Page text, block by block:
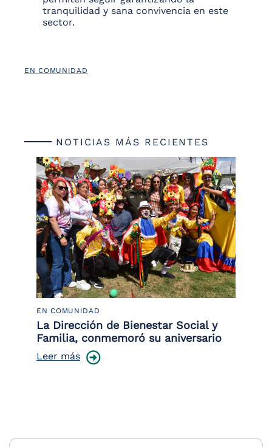
tranquilidad y sana convivencia en este
sector.
EN COMUNIDAD
NOTICIAS MÁS RECIENTES
EN COMUNIDAD
La Dirección de Bienestar Social y
Familia, conmemoró su aniversario
Leer más